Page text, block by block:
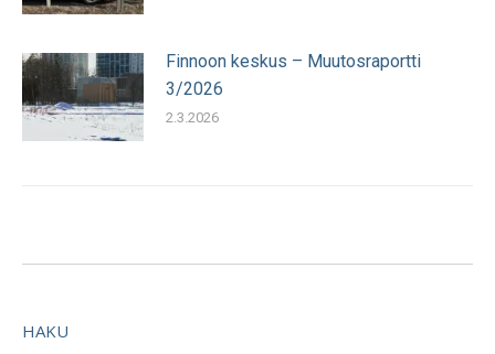
Finnoon keskus – Muutosraportti
3/2026
2.3.2026
HAKU